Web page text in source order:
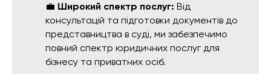
💼 Широкий спектр послуг: Від
консультацій та підготовки документів до
представництва в суді, ми забезпечимо
повний спектр юридичних послуг для
бізнесу та приватних осіб.